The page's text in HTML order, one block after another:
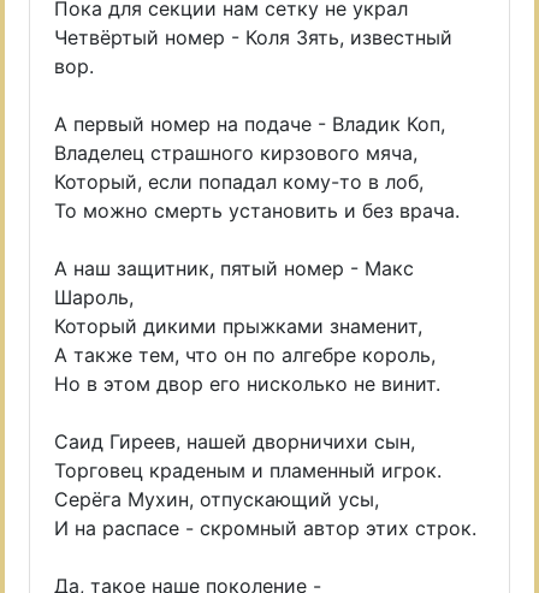
Пока для секции нам сетку не украл
Четвёртый номер - Коля Зять, известный
вор.
А первый номер на подаче - Владик Коп,
Владелец страшного кирзового мяча,
Который, если попадал кому-то в лоб,
То можно смерть установить и без врача.
А наш защитник, пятый номер - Макс
Шароль,
Который дикими прыжками знаменит,
А также тем, что он по алгебре король,
Но в этом двор его нисколько не винит.
Саид Гиреев, нашей дворничихи сын,
Торговец краденым и пламенный игрок.
Серёга Мухин, отпускающий усы,
И на распасе - скромный автор этих строк.
Да, такое наше поколение -